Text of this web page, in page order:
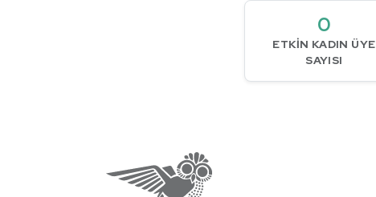
0
ETKIN KADIN ÜYE
SAYISI